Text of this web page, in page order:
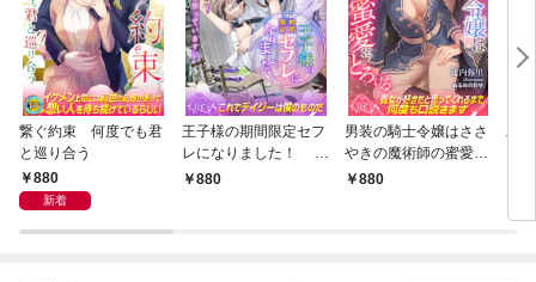
繋ぐ約束 何度でも君
と巡り合う
880
新着
王子様の期間限定セフ
レになりました！ 錬
金術でヒミツのお薬を
880
男装の騎士令嬢はささ
やきの魔術師の蜜愛に
とろける
880
工
ト